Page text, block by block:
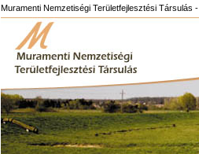
Muramenti Nemzetiségi Területfejlesztési Társulás